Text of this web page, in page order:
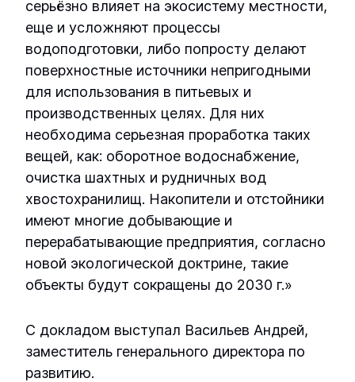
серьёзно влияет на экосистему местности,
еще и усложняют процессы
водоподготовки, либо попросту делают
поверхностные источники непригодными
для использования в питьевых и
производственных целях. Для них
необходима серьезная проработка таких
вещей, как: оборотное водоснабжение,
очистка шахтных и рудничных вод
хвостохранилищ. Накопители и отстойники
имеют многие добывающие и
перерабатывающие предприятия, согласно
новой экологической доктрине, такие
объекты будут сокращены до 2030 г.»
С докладом выступал Васильев Андрей,
заместитель генерального директора по
развитию.